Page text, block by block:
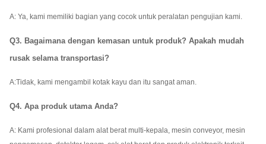
A: Ya, kami memiliki bagian yang cocok untuk peralatan pengujian kami.
Q3. Bagaimana dengan kemasan untuk produk? Apakah mudah
rusak selama transportasi?
A:Tidak, kami mengambil kotak kayu dan itu sangat aman.
Q4. Apa produk utama Anda?
A: Kami profesional dalam alat berat multi-kepala, mesin conveyor, mesin